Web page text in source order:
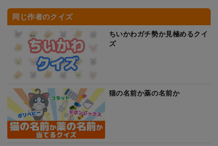
同じ作者のクイズ
ちいかわガチ勢か見極めるクイ
ズ
猫の名前か薬の名前か